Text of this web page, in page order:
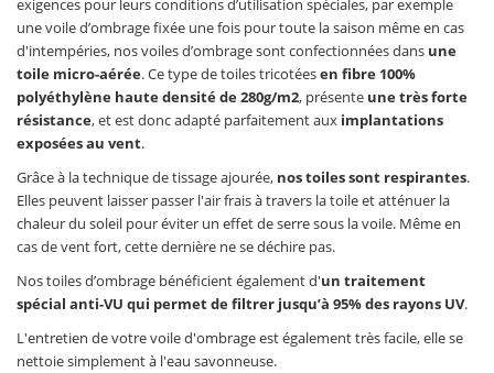
exigences pour leurs conditions d’utilisation spéciales, par exemple
une voile d’ombrage fixée une fois pour toute la saison même en cas
d'intempéries, nos voiles d’ombrage sont confectionnées dans une
toile micro-aérée. Ce type de toiles tricotéesen fibre 100%
polyéthylène haute densité de 280g/m2, présente une très forte
résistance, et est donc adapté parfaitement aux implantations
exposées au vent.
Grâce à la technique de tissage ajourée, nos toiles sont respirantes.
Elles peuvent laisser passer l'air frais à travers la toile et atténuer la
chaleur du soleil pour éviter un effet de serre sous la voile. Même en
cas de vent fort, cette dernière ne se déchire pas.
Nos toiles d’ombrage bénéficient également d'un traitement
spécial anti-VU qui permet de filtrer jusqu’à 95% des rayons UV.
L'entretien de votre voile d'ombrage est également très facile, elle se
nettoie simplement à l'eau savonneuse.